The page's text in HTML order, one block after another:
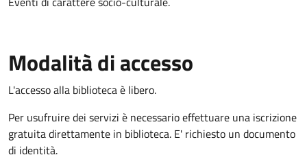
Modalità di accesso
L'accesso alla biblioteca è libero.
Per usufruire dei servizi è necessario effettuare una iscrizione
gratuita direttamente in biblioteca. E' richiesto un documento
di identità.